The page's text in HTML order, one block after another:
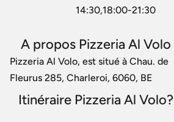
14:30,18:00-21:30
A propos Pizzeria Al Volo
Pizzeria Al Volo, est situé à Chau. de
Fleurus 285, Charleroi, 6060, BE
Itinéraire Pizzeria Al Volo?